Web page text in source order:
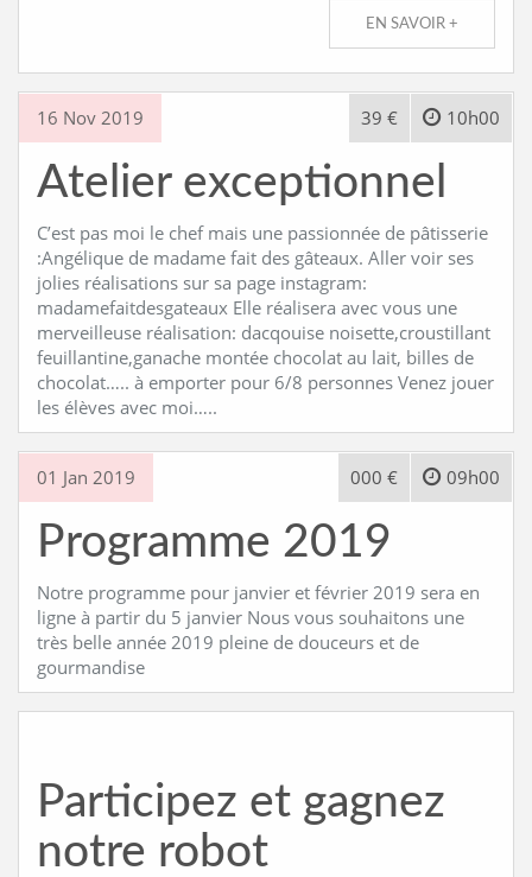
EN SAVOIR +
16 Nov 2019 10h00
39 €
Atelier exceptionnel
C’est pas moi le chef mais une passionnée de pâtisserie
:Angélique de madame fait des gâteaux. Aller voir ses
jolies réalisations sur sa page instagram:
madamefaitdesgateaux Elle réalisera avec vous une
merveilleuse réalisation: dacqouise noisette,croustillant
feuillantine,ganache montée chocolat au lait, billes de
chocolat….. à emporter pour 6/8 personnes Venez jouer
les élèves avec moi…..
01 Jan 2019 09h00
000 €
Programme 2019
Notre programme pour janvier et février 2019 sera en
ligne à partir du 5 janvier Nous vous souhaitons une
très belle année 2019 pleine de douceurs et de
gourmandise
Participez et gagnez
notre robot